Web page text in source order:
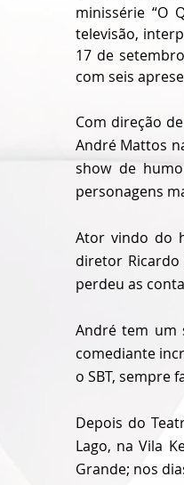
minissérie “O
televisão,
17 de
com seis
Com direção
André Mattos
show de
personagens
Ator vindo do
diretor
perdeu as
André tem um
comediante
o SBT, sempre
Depois do
Lago, na Vila
Grande; nos